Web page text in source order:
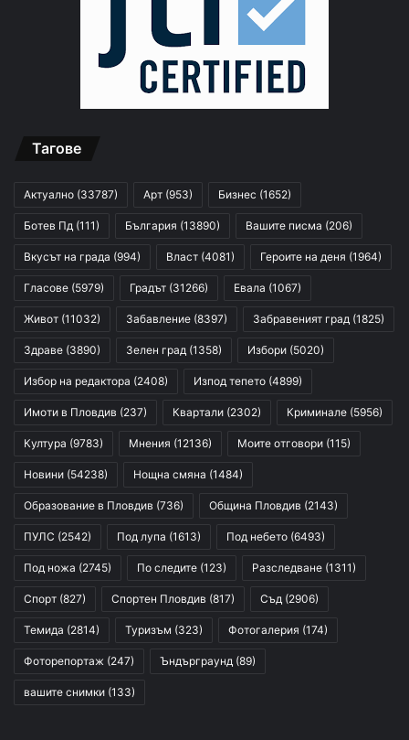
Тагове
Актуално (33787) Арт (953) Бизнес (1652)
Ботев Пд (111) България (13890) Вашите писма (206)
Вкусът на града (994) Власт (4081) Героите на деня (1964)
Гласове (5979) Градът (31266) Евала (1067)
Живот (11032) Забавление (8397) Забравеният град (1825)
Здраве (3890) Зелен град (1358) Избори (5020)
Избор на редактора (2408) Изпод тепето (4899)
Имоти в Пловдив (237) Квартали (2302) Криминале (5956)
Култура (9783) Мнения (12136) Моите отговори (115)
Новини (54238) Нощна смяна (1484)
Образование в Пловдив (736) Община Пловдив (2143)
ПУЛС (2542) Под лупа (1613) Под небето (6493)
Под ножа (2745) По следите (123) Разследване (1311)
Спорт (827) Спортен Пловдив (817) Съд (2906)
Темида (2814) Туризъм (323) Фотогалерия (174)
Фоторепортаж (247) Ъндърграунд (89)
вашите снимки (133)